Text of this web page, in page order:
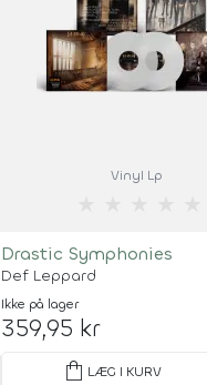
Vinyl Lp
Drastic Symphonies
Def Leppard
Ikke på lager
359,95 kr
shopping_bag LÆG I KURV